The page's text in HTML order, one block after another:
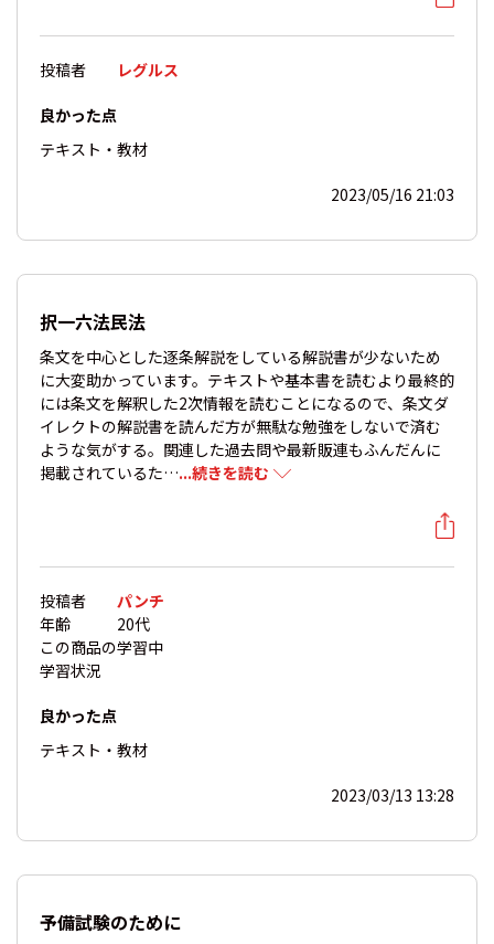
投稿者 レグルス
良かった点
テキスト・教材
2023/05/16 21:03
択一六法民法
条文を中心とした逐条解説をしている解説書が少ないため
に大変助かっています。テキストや基本書を読むより最終的
には条文を解釈した2次情報を読むことになるので、条文ダ
イレクトの解説書を読んだ方が無駄な勉強をしないで済む
ような気がする。関連した過去問や最新販連もふんだんに
掲載されているた…...続きを読む
投稿者
パンチ
年齢
20代
この商品の
学習状況
学習中
良かった点
テキスト・教材
2023/03/13 13:28
予備試験のために